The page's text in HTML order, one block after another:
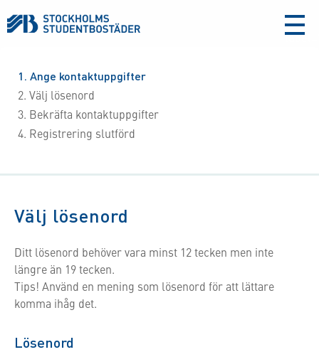
aria-
1 Ange kontaktuppgifter
2 Välj lösenord
3 Bekräfta kontaktuppgifter
4 Registrering slutförd
Välj lösenord
Ditt lösenord behöver vara minst 12 tecken men inte
längre än 19 tecken.
Tips! Använd en mening som lösenord för att lättare
komma ihåg det.
Lösenord